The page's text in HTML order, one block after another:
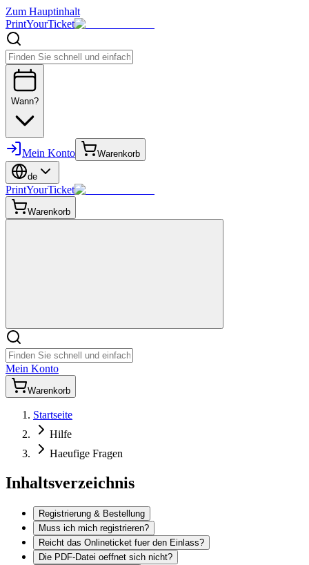
Zum Hauptinhalt
PrintYourTicket
Wann?
Mein Konto Warenkorb
de
PrintYourTicket
Warenkorb
Mein Konto
Warenkorb
Startseite
Hilfe
Haeufige Fragen
Inhaltsverzeichnis
Registrierung & Bestellung
Muss ich mich registrieren?
Reicht das Onlineticket fuer den Einlass?
Die PDF-Datei oeffnet sich nicht?